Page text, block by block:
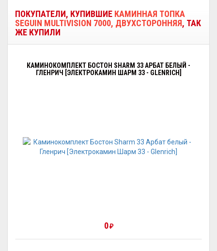
ПОКУПАТЕЛИ, КУПИВШИЕ КАМИННАЯ ТОПКА
SEGUIN MULTIVISION 7000, ДВУХСТОРОННЯЯ, ТАК
ЖЕ КУПИЛИ
КАМИНОКОМПЛЕКТ БОСТОН SHARM 33 АРБАТ БЕЛЫЙ -
ГЛЕНРИЧ [ЭЛЕКТРОКАМИН ШАРМ 33 - GLENRICH]
0₽